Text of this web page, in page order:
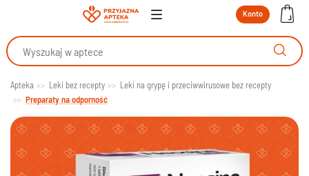
Konto
Apteka Leki bez recepty
Leki na grypę i przeciwwirusowe bez recepty
Preparaty na odporność